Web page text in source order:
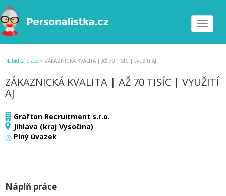
Toggle
Nabídka práce > ZÁKAZNICKÁ KVALITA | AŽ 70 TISÍC | využití AJ
ZÁKAZNICKÁ KVALITA | AŽ 70 TISÍC | VYUŽITÍ
AJ
Grafton Recruitment s.r.o.
Jihlava (kraj Vysočina)
Plný úvazek
Náplň práce